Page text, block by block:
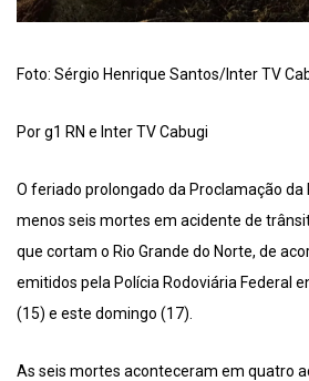
Foto: Sérgio Henrique Santos/Inter TV
Por g1 RN e Inter TV Cabugi
O feriado prolongado da Proclamação da
menos seis mortes em acidente de
que cortam o Rio Grande do Norte, de
emitidos pela Polícia Rodoviária Federal
(15) e este domingo (17).
As seis mortes aconteceram em quatro